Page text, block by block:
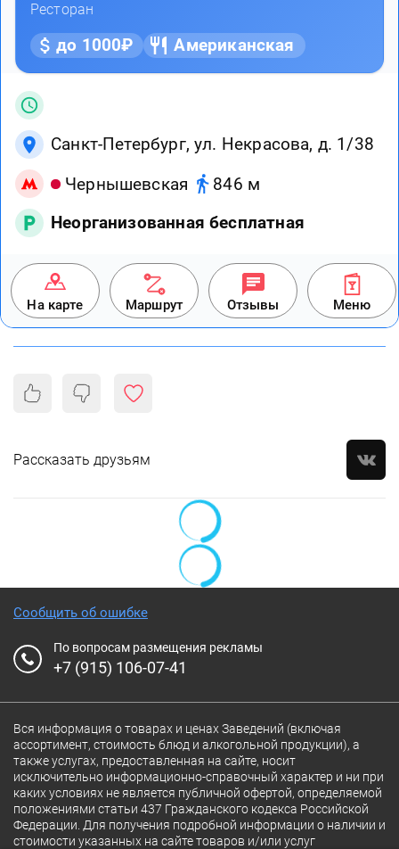
Ресторан
до 1000₽ Американская
Санкт-Петербург, ул. Некрасова, д. 1/38
Чернышевская
846 м
Неорганизованная бесплатная
На карте Маршрут Отзывы Меню
Рассказать друзьям
Сообщить об ошибке
По вопросам размещения рекламы
+7 (915) 106-07-41
Вся информация о товарах и ценах Заведений (включая
ассортимент, стоимость блюд и алкогольной продукции), а
также услугах, предоставленная на сайте, носит
исключительно информационно-справочный характер и ни при
каких условиях не является публичной офертой, определяемой
положениями статьи 437 Гражданского кодекса Российской
Федерации. Для получения подробной информации о наличии и
стоимости указанных на сайте товаров и/или услуг